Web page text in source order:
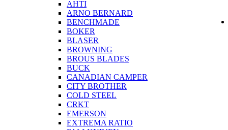
AHTI
ARNO BERNARD
BENCHMADE
BOKER
BLASER
BROWNING
BROUS BLADES
BUCK
CANADIAN CAMPER
CITY BROTHER
COLD STEEL
CRKT
EMERSON
EXTREMA RATIO